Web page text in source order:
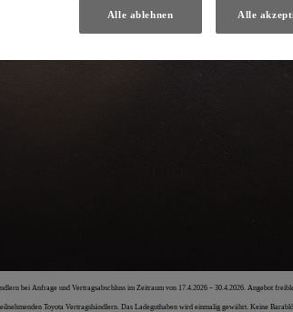
bei Anfrage und Vertragsabschluss im Zeitraum von 17.4.2026 – 30.4.2026. Angebot
Toyota Vertragshändlern. Das Ladeguthaben wird einmalig gewährt. Keine
Alle ablehnen Alle